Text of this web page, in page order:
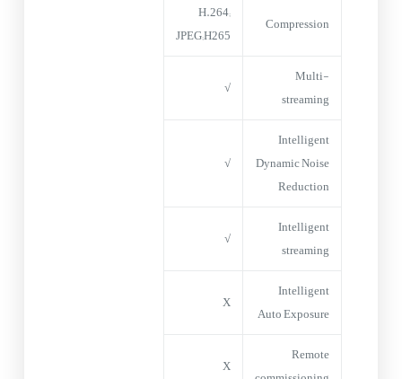
Compression
H.264;
JPEG;H265
Multi-
streaming
√
Intelligent
Dynamic Noise
Reduction
√
Intelligent
streaming
√
Intelligent
Auto Exposure
X
Remote
X